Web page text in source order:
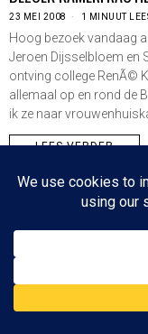
23 MEI 2008 1 MINUUT
Hoog bezoek vandaag
Jeroen Dijsselbloem en
ontving college RenÃ©
allemaal op en rond de
ik ze naar
LEES VERDER
Since 2003 © All Rights